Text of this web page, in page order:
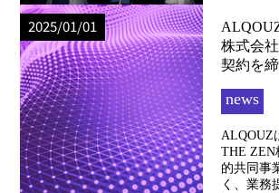
2025/01/01
株式会
契約を
news
ALQOUZ
THE ZEN
的共同事
く、業務